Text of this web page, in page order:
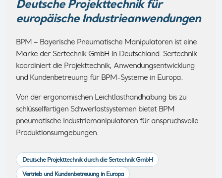
Deutsche Projekttechnik für
europäische Industrieanwendungen
BPM – Bayerische Pneumatische Manipulatoren ist eine
Marke der Sertechnik GmbH in Deutschland. Sertechnik
koordiniert die Projekttechnik, Anwendungsentwicklung
und Kundenbetreuung für BPM-Systeme in Europa.
Von der ergonomischen Leichtlasthandhabung bis zu
schlüsselfertigen Schwerlastsystemen bietet BPM
pneumatische Industriemanipulatoren für anspruchsvolle
Produktionsumgebungen.
Deutsche Projekttechnik durch die Sertechnik GmbH
Vertrieb und Kundenbetreuung in Europa